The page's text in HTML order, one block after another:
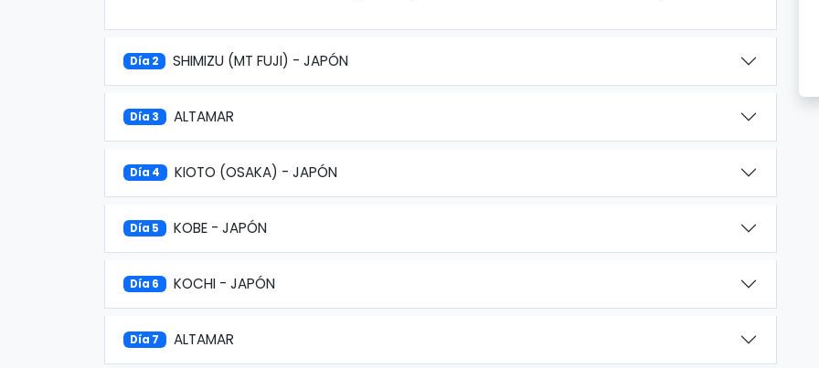
Día 2 SHIMIZU (MT FUJI) - JAPÓN
Día 3 ALTAMAR
Día 4 KIOTO (OSAKA) - JAPÓN
Día 5 KOBE - JAPÓN
Día 6 KOCHI - JAPÓN
Día 7 ALTAMAR